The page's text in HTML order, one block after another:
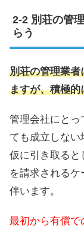
別荘の管
らう
別荘の管理業者
ますが、積極的
管理会社にとっ
ても成立しない
仮に引き取ると
を請求される
伴います。
最初から有償で